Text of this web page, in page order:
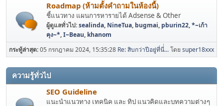
Roadmap (ห้ามตั้งคำถามในห้องนี้)
ชี้แนวทาง แผนการหารายได้ Adsense & Other
ผู้ดูแลทั่วไป:sealinda, NineTua, bugmai, pburin22,*~เก้า
คุง~*,I~Beau, khanom
กระทู้ล่าสุด:05 กรกฎาคม 2024, 15:35:28 Re: สิบกว่าปีอยู่ที่นี่่...โดย super18xxx
ความรู้ทั่วไป
SEO Guideline
แนะนำแนวทาง เทคนิค และ ทิป แนวคิดและบทความต่างๆ